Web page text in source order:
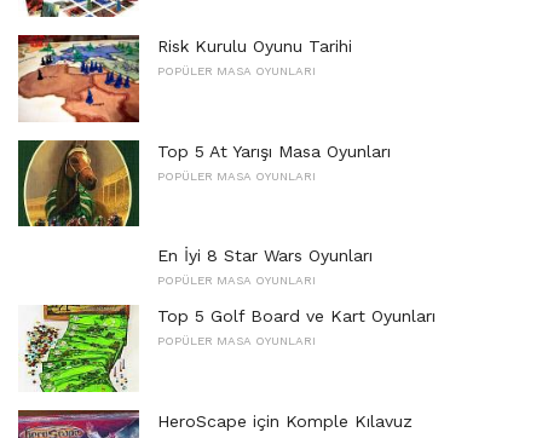
Risk Kurulu Oyunu Tarihi
POPÜLER MASA OYUNLARI
Top 5 At Yarışı Masa Oyunları
POPÜLER MASA OYUNLARI
En İyi 8 Star Wars Oyunları
POPÜLER MASA OYUNLARI
Top 5 Golf Board ve Kart Oyunları
POPÜLER MASA OYUNLARI
HeroScape için Komple Kılavuz